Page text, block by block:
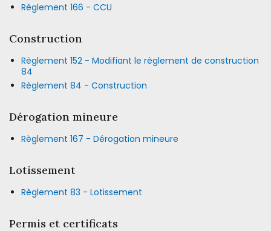
Règlement 166 - CCU
Construction
Règlement 152 - Modifiant le règlement de construction
84
Règlement 84 - Construction
Dérogation mineure
Règlement 167 - Dérogation mineure
Lotissement
Règlement 83 - Lotissement
Permis et certificats